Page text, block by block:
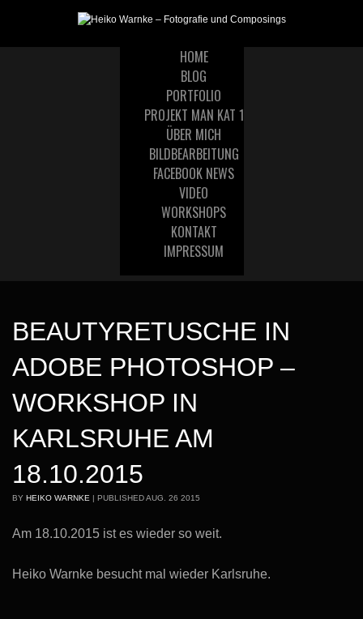
HOME
BLOG
PORTFOLIO
PROJEKT MAN KAT 1
ÜBER MICH
BILDBEARBEITUNG
FACEBOOK NEWS
VIDEO
WORKSHOPS
KONTAKT
IMPRESSUM
BEAUTYRETUSCHE IN
ADOBE PHOTOSHOP –
WORKSHOP IN
KARLSRUHE AM
18.10.2015
BY HEIKO WARNKE | PUBLISHEDAUG. 26 2015
Am 18.10.2015 ist es wieder so weit.
Heiko Warnke besucht mal wieder Karlsruhe.